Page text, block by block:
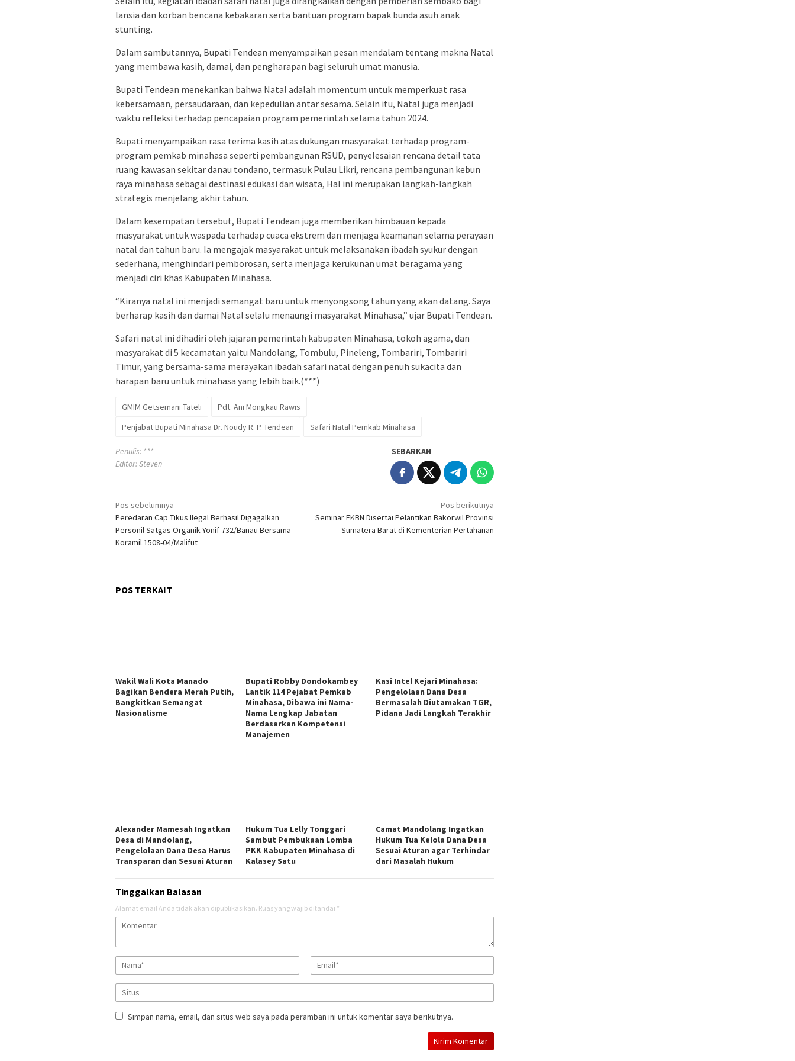
lansia dan korban bencana kebakaran serta bantuan program bapak bunda asuh anak
stunting.
Dalam sambutannya, Bupati Tendean menyampaikan pesan mendalam tentang makna Natal
yang membawa kasih, damai, dan pengharapan bagi seluruh umat manusia.
Bupati Tendean menekankan bahwa Natal adalah momentum untuk memperkuat rasa
kebersamaan, persaudaraan, dan kepedulian antar sesama. Selain itu, Natal juga menjadi
waktu refleksi terhadap pencapaian program pemerintah selama tahun 2024.
Bupati menyampaikan rasa terima kasih atas dukungan masyarakat terhadap program-
program pemkab minahasa seperti pembangunan RSUD, penyelesaian rencana detail tata
ruang kawasan sekitar danau tondano, termasuk Pulau Likri, rencana pembangunan kebun
raya minahasa sebagai destinasi edukasi dan wisata, Hal ini merupakan langkah-langkah
strategis menjelang akhir tahun.
Dalam kesempatan tersebut, Bupati Tendean juga memberikan himbauan kepada
masyarakat untuk waspada terhadap cuaca ekstrem dan menjaga keamanan selama perayaan
natal dan tahun baru. Ia mengajak masyarakat untuk melaksanakan ibadah syukur dengan
sederhana, menghindari pemborosan, serta menjaga kerukunan umat beragama yang
menjadi ciri khas Kabupaten Minahasa.
“Kiranya natal ini menjadi semangat baru untuk menyongsong tahun yang akan datang. Saya
berharap kasih dan damai Natal selalu menaungi masyarakat Minahasa,” ujar Bupati Tendean.
Safari natal ini dihadiri oleh jajaran pemerintah kabupaten Minahasa, tokoh agama, dan
masyarakat di 5 kecamatan yaitu Mandolang, Tombulu, Pineleng, Tombariri, Tombariri
Timur, yang bersama-sama merayakan ibadah safari natal dengan penuh sukacita dan
harapan baru untuk minahasa yang lebih baik.(***)
GMIM Getsemani Tateli
Pdt. Ani Mongkau Rawis
Penjabat Bupati Minahasa Dr. Noudy R. P. Tendean
Safari Natal Pemkab Minahasa
Penulis: ***
Editor: Steven
SEBARKAN
Navigasi
pos
Pos sebelumnya
Peredaran Cap Tikus Ilegal Berhasil Digagalkan
Personil Satgas Organik Yonif 732/Banau Bersama
Koramil 1508-04/Malifut
Pos berikutnya
Seminar FKBN Disertai Pelantikan Bakorwil Provinsi
Sumatera Barat di Kementerian Pertahanan
POS TERKAIT
Wakil Wali Kota Manado
Bagikan Bendera Merah Putih,
Bangkitkan Semangat
Nasionalisme
Bupati Robby Dondokambey
Lantik 114 Pejabat Pemkab
Minahasa, Dibawa ini Nama-
Nama Lengkap Jabatan
Berdasarkan Kompetensi
Manajemen
Kasi Intel Kejari Minahasa:
Pengelolaan Dana Desa
Bermasalah Diutamakan TGR,
Pidana Jadi Langkah Terakhir
Alexander Mamesah Ingatkan
Desa di Mandolang,
Pengelolaan Dana Desa Harus
Transparan dan Sesuai Aturan
Hukum Tua Lelly Tonggari
Sambut Pembukaan Lomba
PKK Kabupaten Minahasa di
Kalasey Satu
Camat Mandolang Ingatkan
Hukum Tua Kelola Dana Desa
Sesuai Aturan agar Terhindar
dari Masalah Hukum
Tinggalkan Balasan
Alamat email Anda tidak akan dipublikasikan. Ruas yang wajib ditandai *
Simpan nama, email, dan situs web saya pada peramban ini untuk komentar saya berikutnya.